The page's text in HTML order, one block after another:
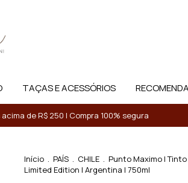
TAÇAS E ACESSÓRIOS
de R$ 250 | Compra 100% segura
Início . PAÍS . CHILE . Punto Maximo |
Limited Edition | Argentina | 750ml